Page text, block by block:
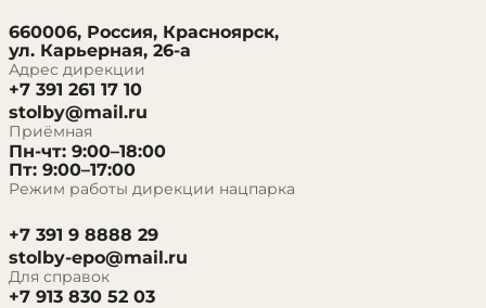
660006, Россия, Красноярск,
ул. Карьерная, 26-а
Адрес дирекции
+7 391 261 17 10
stolby@mail.ru
Приёмная
Пн-чт: 9:00–18:00
Пт: 9:00–17:00
Режим работы дирекции нацпарка
+7 391 9 8888 29
stolby-epo@mail.ru
Для справок
+7 913 830 52 03